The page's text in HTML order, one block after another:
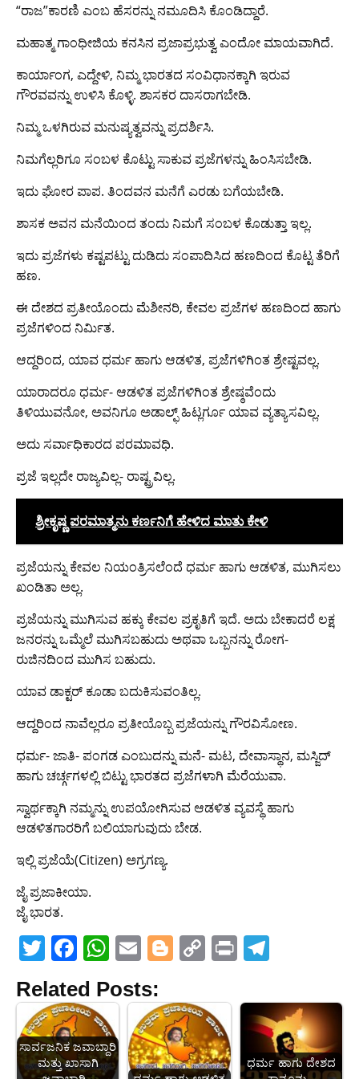
“ರಾಜ”ಕಾರಣಿ ಎಂಬ ಹೆಸರನ್ನು ನಮೂದಿಸಿ ಕೊಂಡಿದ್ದಾರೆ.
ಮಹಾತ್ಮ ಗಾಂಧೀಜಿಯ ಕನಸಿನ ಪ್ರಜಾಪ್ರಭುತ್ವ ಎಂದೋ ಮಾಯವಾಗಿದೆ.
ಕಾರ್ಯಾಂಗ, ಎದ್ದೇಳಿ, ನಿಮ್ಮ ಭಾರತದ ಸಂವಿಧಾನಕ್ಕಾಗಿ ಇರುವ
ಗೌರವವನ್ನು ಉಳಿಸಿ ಕೊಳ್ಳಿ. ಶಾಸಕರ ದಾಸರಾಗಬೇಡಿ.
ನಿಮ್ಮ ಒಳಗಿರುವ ಮನುಷ್ಯತ್ವವನ್ನು ಪ್ರದರ್ಶಿಸಿ.
ನಿಮಗೆಲ್ಲರಿಗೂ ಸಂಬಳ ಕೊಟ್ಟು ಸಾಕುವ ಪ್ರಜೆಗಳನ್ನು ಹಿಂಸಿಸಬೇಡಿ.
ಇದು ಘೋರ ಪಾಪ. ತಿಂದವನ ಮನೆಗೆ ಎರಡು ಬಗೆಯಬೇಡಿ.
ಶಾಸಕ ಅವನ ಮನೆಯಿಂದ ತಂದು ನಿಮಗೆ ಸಂಬಳ ಕೊಡುತ್ತಾ ಇಲ್ಲ.
ಇದು ಪ್ರಜೆಗಳು ಕಷ್ಟಪಟ್ಟು ದುಡಿದು ಸಂಪಾದಿಸಿದ ಹಣದಿಂದ ಕೊಟ್ಟ ತೆರಿಗೆ
ಹಣ.
ಈ ದೇಶದ ಪ್ರತೀಯೊಂದು ಮೆಶೀನರಿ, ಕೇವಲ ಪ್ರಜೆಗಳ ಹಣದಿಂದ ಹಾಗು
ಪ್ರಜೆಗಳಿಂದ ನಿರ್ಮಿತ.
ಆದ್ದರಿಂದ, ಯಾವ ಧರ್ಮ ಹಾಗು ಆಡಳಿತ, ಪ್ರಜೆಗಳಿಗಿಂತ ಶ್ರೇಷ್ಟವಲ್ಲ.
ಯಾರಾದರೂ ಧರ್ಮ- ಆಡಳಿತ ಪ್ರಜೆಗಳಿಗಿಂತ ಶ್ರೇಷ್ಠವೆಂದು
ತಿಳಿಯುವನೋ, ಅವನಿಗೂ ಅಡಾಲ್ಫ್ ಹಿಟ್ಲರ್ಗೂ ಯಾವ ವ್ಯತ್ಯಾಸವಿಲ್ಲ.
ಅದು ಸರ್ವಾಧಿಕಾರದ ಪರಮಾವಧಿ.
ಪ್ರಜೆ ಇಲ್ಲದೇ ರಾಜ್ಯವಿಲ್ಲ- ರಾಷ್ಟ್ರವಿಲ್ಲ.
ಶ್ರೀಕೃಷ್ಣ ಪರಮಾತ್ಮನು ಕರ್ಣನಿಗೆ ಹೇಳಿದ ಮಾತು ಕೇಳಿ
ಪ್ರಜೆಯನ್ನು ಕೇವಲ ನಿಯಂತ್ರಿಸಲೆಂದೆ ಧರ್ಮ ಹಾಗು ಆಡಳಿತ, ಮುಗಿಸಲು
ಖಂಡಿತಾ ಅಲ್ಲ.
ಪ್ರಜೆಯನ್ನು ಮುಗಿಸುವ ಹಕ್ಕು ಕೇವಲ ಪ್ರಕೃತಿಗೆ ಇದೆ. ಅದು ಬೇಕಾದರೆ ಲಕ್ಷ
ಜನರನ್ನು ಒಮ್ಮೆಲೆ ಮುಗಿಸಬಹುದು ಅಥವಾ ಒಬ್ಬನನ್ನು ರೋಗ-
ರುಜಿನದಿಂದ ಮುಗಿಸ ಬಹುದು.
ಯಾವ ಡಾಕ್ಟರ್ ಕೂಡಾ ಬದುಕಿಸುವಂತಿಲ್ಲ.
ಆದ್ದರಿಂದ ನಾವೆಲ್ಲರೂ ಪ್ರತೀಯೊಬ್ಬ ಪ್ರಜೆಯನ್ನು ಗೌರವಿಸೋಣ.
ಧರ್ಮ- ಜಾತಿ- ಪಂಗಡ ಎಂಬುದನ್ನು ಮನೆ- ಮಟ, ದೇವಾಸ್ಥಾನ, ಮಸ್ಜಿದ್
ಹಾಗು ಚರ್ಚ್ಗಗಳಲ್ಲಿ ಬಿಟ್ಟು ಭಾರತದ ಪ್ರಜೆಗಳಾಗಿ ಮೆರೆಯುವಾ.
ಸ್ವಾರ್ಥಕ್ಕಾಗಿ ನಮ್ಮನ್ನು ಉಪಯೋಗಿಸುವ ಆಡಳಿತ ವ್ಯವಸ್ಥೆ ಹಾಗು
ಆಡಳಿತಗಾರರಿಗೆ ಬಲಿಯಾಗುವುದು ಬೇಡ.
ಇಲ್ಲಿ ಪ್ರಜೆಯೆ(Citizen) ಅಗ್ರಗಣ್ಯ.
ಜೈ ಪ್ರಜಾಕೀಯಾ.
ಜೈ ಭಾರತ.
T
w
itt
er
F
a
c
e
b
W
at
s
A
E
ai
l
Bl
g
g
er
C
p
y
Li
Pr
t e
gr
a
Related Posts:
ಸಾರ್ವಜನಿಕ ಜವಾಬ್ದಾರಿ
ಮತ್ತು ಖಾಸಾಗಿ
ಧರ್ಮ ಹಾಗು ದೇಶದ